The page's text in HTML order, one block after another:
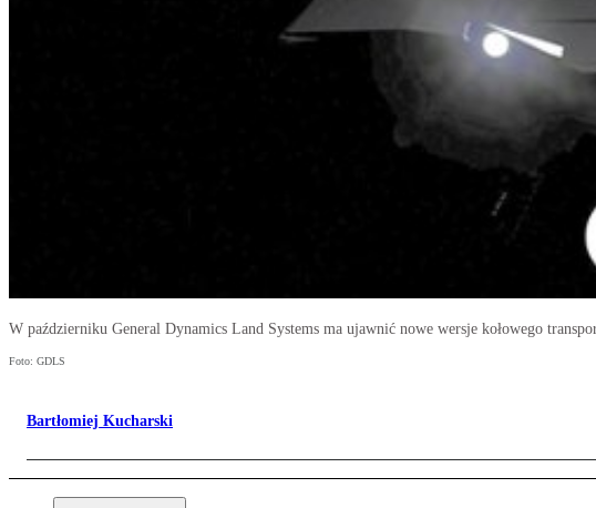
W październiku General Dynamics Land Systems ma ujawnić nowe wersje kołowego
Foto: GDLS
Bartłomiej Kucharski